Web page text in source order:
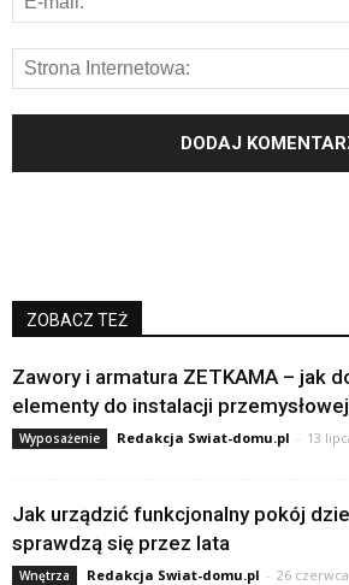
ZOBACZ TEŻ
Zawory i armatura ZETKAMA – jak
elementy do instalacji
Wyposażenie Redakcja Swiat-domu.pl - 13
Jak urządzić funkcjonalny pokój
sprawdzą się przez lata
Wnętrza Redakcja Swiat-domu.pl - 26